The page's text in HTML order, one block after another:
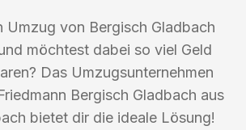
Umzug von Bergisch Gladbach
möchtest dabei so viel Geld
Das Umzugsunternehmen
Bergisch Gladbach aus
bietet dir die ideale Lösung!